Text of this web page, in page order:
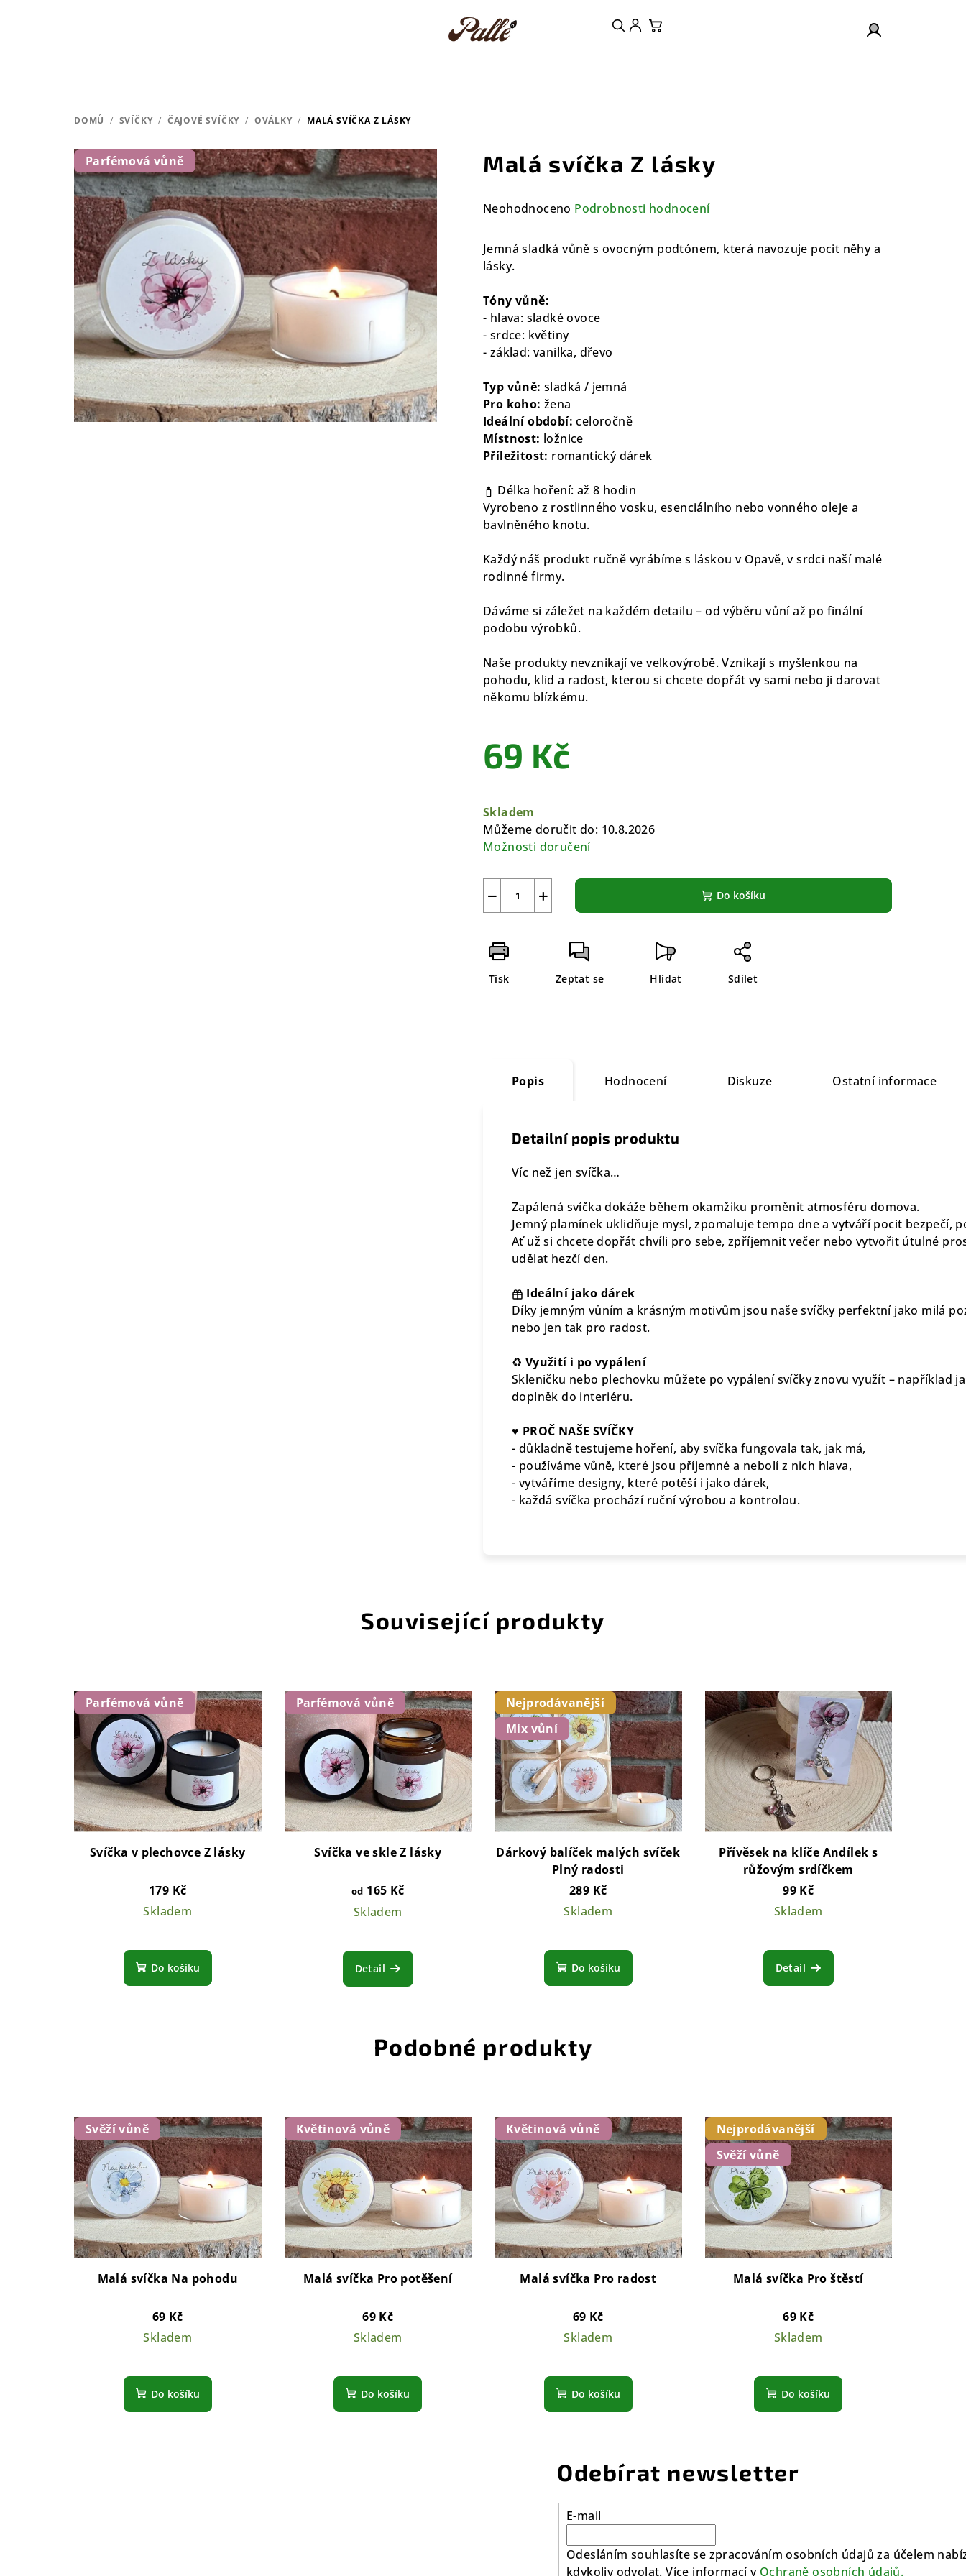
DOMŮ / SVÍČKY / ČAJOVÉ SVÍČKY / OVÁLKY / MALÁ SVÍČKA Z LÁSKY
Malá svíčka Z lásky
Průměrné
produktu
je
z
hvězdiček.
Neohodnoceno Podrobnosti hodnocení
Jemná sladká vůně s ovocným podtónem, která navozuje pocit něhy a
lásky.
Tóny vůně:
- hlava: sladké ovoce
- srdce: květiny
- základ: vanilka, dřevo
Typ vůně: sladká / jemná
Pro koho: žena
Ideální období: celoročně
Místnost: ložnice
Příležitost: romantický dárek
Délka hoření: až 8 hodin
Vyrobeno z rostlinného vosku, esenciálního nebo vonného oleje a
bavlněného knotu.
Každý náš produkt ručně vyrábíme s láskou v Opavě, v srdci naší malé
rodinné firmy.
Dáváme si záležet na každém detailu – od výběru vůní až po finální
podobu výrobků.
Naše produkty nevznikají ve velkovýrobě. Vznikají s myšlenkou na
pohodu, klid a radost, kterou si chcete dopřát vy sami nebo ji darovat
někomu blízkému.
69 Kč
cena:
Skladem
Můžeme doručit do: 10.8.2026
Možnosti doručení
+
− Do košíku
Tisk Zeptat se Hlídat Sdílet
Parfémová vůně
Popis Hodnocení Diskuze Ostatní informace
Detailní popis produktu
Víc než jen svíčka…
Zapálená svíčka dokáže během okamžiku proměnit atmosféru domova.
Jemný plamínek uklidňuje mysl, zpomaluje tempo dne a vytváří pocit bezpečí,
Ať už si chcete dopřát chvíli pro sebe, zpříjemnit večer nebo vytvořit útulné
udělat hezčí den.
Ideální jako dárek
Díky jemným vůním a krásným motivům jsou naše svíčky perfektní jako milá
nebo jen tak pro radost.
♻ Využití i po vypálení
Skleničku nebo plechovku můžete po vypálení svíčky znovu využít – například
doplněk do interiéru.
♥ PROČ NAŠE SVÍČKY
- důkladně testujeme hoření, aby svíčka fungovala tak, jak má,
- používáme vůně, které jsou příjemné a nebolí z nich hlava,
- vytváříme designy, které potěší i jako dárek,
- každá svíčka prochází ruční výrobou a kontrolou.
Související produkty
Parfémová vůně
Svíčka v plechovce Z lásky
179 Kč
Skladem
Do košíku
Parfémová vůně
Svíčka ve skle Z lásky
od 165 Kč
Skladem
Detail
Nejprodávanější
Mix vůní
Dárkový balíček malých svíček
Plný radosti
289 Kč
Skladem
Do košíku
Přívěsek na klíče Andílek s
růžovým srdíčkem
99 Kč
Skladem
Detail
Podobné produkty
Svěží vůně
Malá svíčka Na pohodu
69 Kč
Skladem
Do košíku
Květinová vůně
Malá svíčka Pro potěšení
69 Kč
Skladem
Do košíku
Květinová vůně
Malá svíčka Pro radost
69 Kč
Skladem
Do košíku
Nejprodávanější
Svěží vůně
Malá svíčka Pro štěstí
69 Kč
Skladem
Do košíku
Odebírat newsletter
E-mail
Odesláním souhlasíte se zpracováním osobních údajů za účelem
kdykoliv odvolat. Více informací v Ochraně osobních údajů.